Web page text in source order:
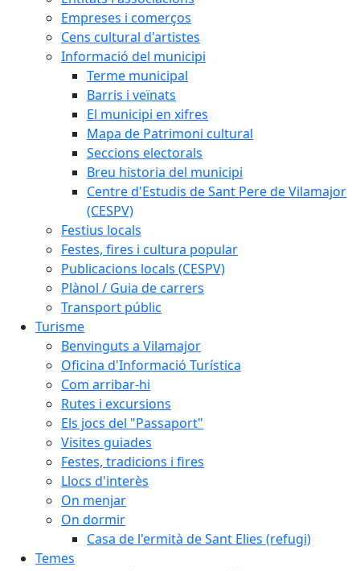
Empreses i comerços
Cens cultural d'artistes
Informació del municipi
Terme municipal
Barris i veïnats
El municipi en xifres
Mapa de Patrimoni cultural
Seccions electorals
Breu historia del municipi
Centre d'Estudis de Sant Pere de Vilamajor
(CESPV)
Festius locals
Festes, fires i cultura popular
Publicacions locals (CESPV)
Plànol / Guia de carrers
Transport públic
Turisme
Benvinguts a Vilamajor
Oficina d'Informació Turística
Com arribar-hi
Rutes i excursions
Els jocs del "Passaport"
Visites guiades
Festes, tradicions i fires
Llocs d'interès
On menjar
On dormir
Casa de l'ermità de Sant Elies (refugi)
Temes